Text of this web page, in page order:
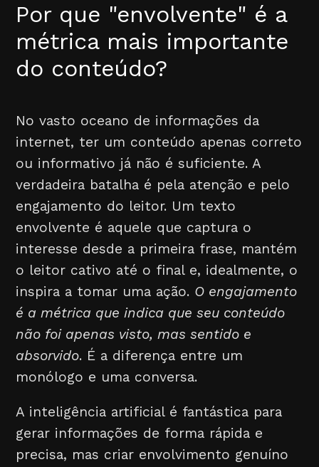
Por que "envolvente" é a
métrica mais importante
do conteúdo?
No vasto oceano de informações da
internet, ter um conteúdo apenas correto
ou informativo já não é suficiente. A
verdadeira batalha é pela atenção e pelo
engajamento do leitor. Um texto
envolvente é aquele que captura o
interesse desde a primeira frase, mantém
o leitor cativo até o final e, idealmente, o
inspira a tomar uma ação. O engajamento
é a métrica que indica que seu conteúdo
não foi apenas visto, mas sentido e
absorvido. É a diferença entre um
monólogo e uma conversa.
A inteligência artificial é fantástica para
gerar informações de forma rápida e
precisa, mas criar envolvimento genuíno